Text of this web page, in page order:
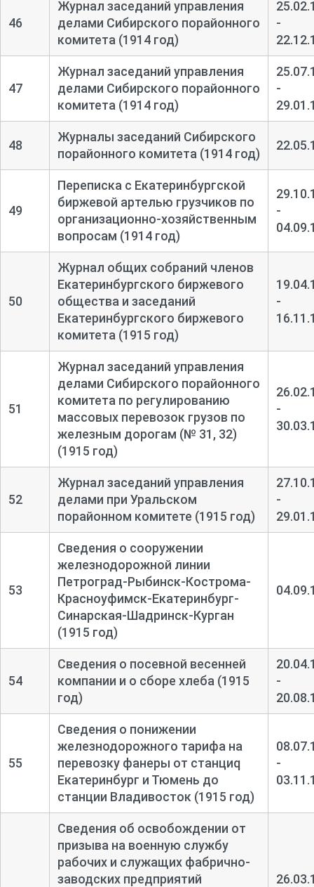
46
Журнал заседаний управления
делами Сибирского порайонного
комитета (1914 год)
-
47
Журнал заседаний управления
делами Сибирского порайонного
комитета (1914 год)
-
48
Журналы заседаний Сибирского
порайонного комитета (1914 год)
49
Переписка с Екатеринбургской
биржевой артелью грузчиков по
организационно-хозяйственным
вопросам (1914 год)
-
50
Журнал общих собраний членов
Екатеринбургского биржевого
общества и заседаний
Екатеринбургского биржевого
комитета (1915 год)
-
51
Журнал заседаний управления
делами Сибирского порайонного
комитета по регулированию
массовых перевозок грузов по
железным дорогам (№ 31, 32)
(1915 год)
-
52
Журнал заседаний управления
делами при Уральском
порайонном комитете (1915 год)
-
53
Сведения о сооружении
железнодорожной линии
Петроград-Рыбинск-Кострома-
Красноуфимск-Екатеринбург-
Синарская-Шадринск-Курган
(1915 год)
54
Сведения о посевной весенней
компании и о сборе хлеба (1915
год)
-
55
Сведения о понижении
железнодорожного тарифа на
перевозку фанеры от станциq
Екатеринбург и Тюмень до
станции Владивосток (1915 год)
-
Сведения об освобождении от
призыва на военную службу
рабочих и служащих фабрично-
заводских предприятий